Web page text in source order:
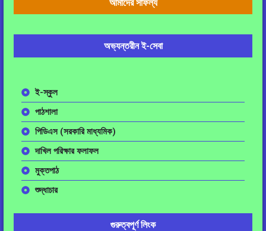
আমাদের সাফল্য
অভ্যন্তরীন ই-সেবা
ই-স্কুল
পাঠশালা
পিডিএস (সরকারি মাধ্যমিক)
দাখিল পরিক্ষার ফলাফল
মুক্তপাঠ
শুদ্ধাচার
গুরুত্বপূর্ণ লিংক